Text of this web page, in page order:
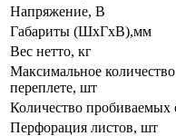
Напряжение, В
Габариты (ШхГхВ),мм
Вес нетто, кг
Максимальное
переплете, шт
Количество пробиваемых
Перфорация листов, шт